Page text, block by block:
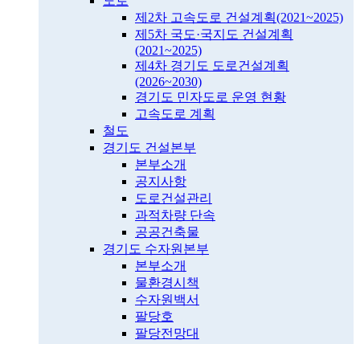
제2차 고속도로 건설계획(2021~2025)
제5차 국도·국지도 건설계획
(2021~2025)
제4차 경기도 도로건설계획
(2026~2030)
경기도 민자도로 운영 현황
고속도로 계획
철도
경기도 건설본부
본부소개
공지사항
도로건설관리
과적차량 단속
공공건축물
경기도 수자원본부
본부소개
물환경시책
수자원백서
팔당호
팔당전망대